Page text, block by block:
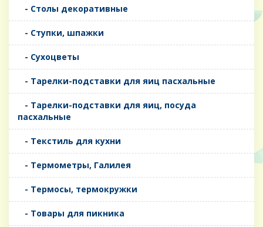
- Столы декоративные
- Ступки, шпажки
- Сухоцветы
- Тарелки-подставки для яиц пасхальные
- Тарелки-подставки для яиц, посуда
пасхальные
- Текстиль для кухни
- Термометры, Галилея
- Термосы, термокружки
- Товары для пикника